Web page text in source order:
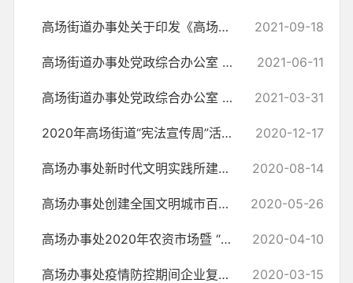
高场街道办事处关于印发《高场街道新冠病毒疫苗接种工作方案》的通知 2021-09-18
高场街道办事处党政综合办公室 关于印发《高场街道机关干部考勤管理制度... 2021-06-11
高场街道办事处党政综合办公室 印发《关于推进机关企事业单位党员干部下... 2021-03-31
2020年高场街道“宪法宣传周”活动方案 2020-12-17
高场办事处新时代文明实践所建设实施方案 2020-08-14
高场办事处创建全国文明城市百日攻坚行动实施方案 2020-05-26
高场办事处2020年农资市场暨 “虾-稻”生产经营市场专项整治行动方案 2020-04-10
高场办事处疫情防控期间企业复工复产实施方案 2020-03-15